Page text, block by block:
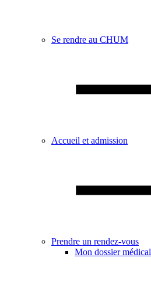
Se rendre au CHUM
Accueil et admission
Prendre un rendez-vous
Mon dossier médical